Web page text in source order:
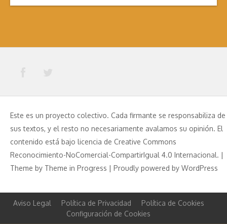
Este es un proyecto colectivo. Cada firmante se responsabiliza de
sus textos, y el resto no necesariamente avalamos su opinión. El
contenido está bajo licencia de Creative Commons
Reconocimiento-NoComercial-CompartirIgual 4.0 Internacional. |
Theme by Theme in Progress | Proudly powered by WordPress
Aviso Legal Política de Privacidad
Política de Cookies
Configuración de Cookies